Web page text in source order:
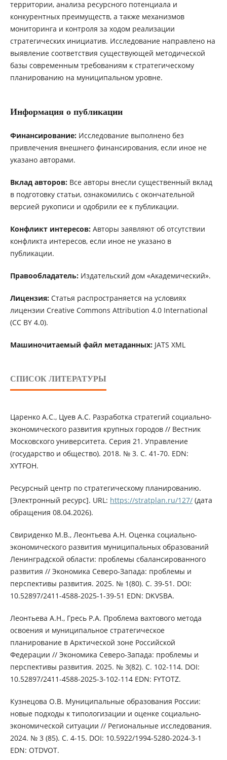
территории, анализа ресурсного потенциала и
конкурентных преимуществ, а также механизмов
мониторинга и контроля за ходом реализации
стратегических инициатив. Исследование направлено на
выявление соответствия существующей методической
базы современным требованиям к стратегическому
планированию на муниципальном уровне.
Информация о публикации
Финансирование:Исследование выполнено без
привлечения внешнего финансирования, если иное не
указано авторами.
Вклад авторов:Все авторы внесли существенный вклад
в подготовку статьи, ознакомились с окончательной
версией рукописи и одобрили ее к публикации.
Конфликт интересов:Авторы заявляют об отсутствии
конфликта интересов, если иное не указано в
публикации.
Правообладатель:Издательский дом «Академический».
Лицензия:Статья распространяется на условиях
лицензии Creative Commons Attribution 4.0 International
(CC BY 4.0).
Машиночитаемый файл метаданных:JATS XML
СПИСОК ЛИТЕРАТУРЫ
Царенко А.С., Цуев А.С. Разработка стратегий социально-
экономического развития крупных городов // Вестник
Московского университета. Серия 21. Управление
(государство и общество). 2018. № 3. С. 41-70. EDN:
XYTFOH.
Ресурсный центр по стратегическому планированию.
[Электронный ресурс]. URL: https://stratplan.ru/127/(дата
обращения 08.04.2026).
Свириденко М.В., Леонтьева А.Н. Оценка социально-
экономического развития муниципальных образований
Ленинградской области: проблемы сбалансированного
развития // Экономика Северо-Запада: проблемы и
перспективы развития. 2025. № 1(80). С. 39-51. DOI:
10.52897/2411-4588-2025-1-39-51 EDN: DKVSBA.
Леонтьева А.Н., Гресь Р.А. Проблема вахтового метода
освоения и муниципальное стратегическое
планирование в Арктической зоне Российской
Федерации // Экономика Северо-Запада: проблемы и
перспективы развития. 2025. № 3(82). С. 102-114. DOI:
10.52897/2411-4588-2025-3-102-114 EDN: FYTOTZ.
Кузнецова О.В. Муниципальные образования России:
новые подходы к типологизации и оценке социально-
экономической ситуации // Региональные исследования.
2024. № 3 (85). С. 4-15. DOI: 10.5922/1994-5280-2024-3-1
EDN: OTDVOT.